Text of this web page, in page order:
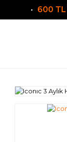
600 TL